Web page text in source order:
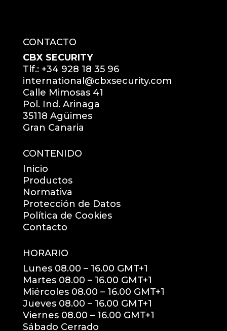
CONTACTO
CBX SECURITY
Tlf.: +34 928 18 35 96
international@cbxsecurity.com
Calle Mimosas 41
Pol. Ind. Arinaga
35118 Agüimes
Gran Canaria
CONTENIDO
Inicio
Productos
Normativa
Protección de Datos
Política de Cookies
Contacto
HORARIO
Lunes 08.00 – 16.00 GMT+1
Martes 08.00 – 16.00 GMT+1
Miércoles 08.00 – 16.00 GMT+1
Jueves 08.00 – 16.00 GMT+1
Viernes 08.00 – 16.00 GMT+1
Sábado Cerrado